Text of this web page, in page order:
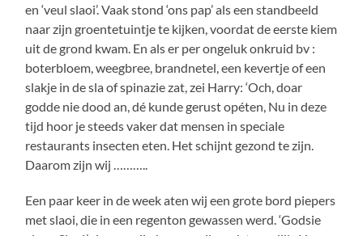
en ‘veul slaoi’. Vaak stond ‘ons pap’ als een standbeeld
naar zijn groentetuintje te kijken, voordat de eerste kiem
uit de grond kwam. En als er per ongeluk onkruid bv :
boterbloem, weegbree, brandnetel, een kevertje of een
slakje in de sla of spinazie zat, zei Harry: ‘Och, doar
godde nie dood an, dé kunde gerust opéten, Nu in deze
tijd hoor je steeds vaker dat mensen in speciale
restaurants insecten eten. Het schijnt gezond te zijn.
Daarom zijn wij ………..
Een paar keer in de week aten wij een grote bord piepers
met slaoi, die in een regenton gewassen werd. ‘Godsie